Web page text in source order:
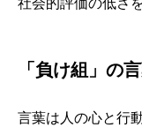
「負け組」の
言葉は人の心と行